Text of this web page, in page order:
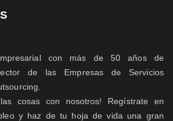
con más de 50 años de
de las Empresas de Servicios
cosas con nosotros! Regístrate en
y haz de tu hoja de vida una gran